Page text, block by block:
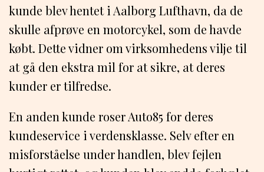
kunde blev hentet i Aalborg Lufthavn, da de
skulle afprøve en motorcykel, som de havde
købt. Dette vidner om virksomhedens vilje til
at gå den ekstra mil for at sikre, at deres
kunder er tilfredse.
En anden kunde roser Auto85 for deres
kundeservice i verdensklasse. Selv efter en
misforståelse under handlen, blev fejlen